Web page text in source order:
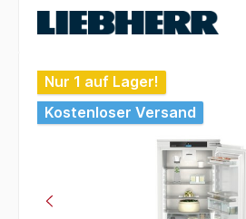
Bildergalerie überspringen
Nur 1 auf Lager!
Kostenloser Versand